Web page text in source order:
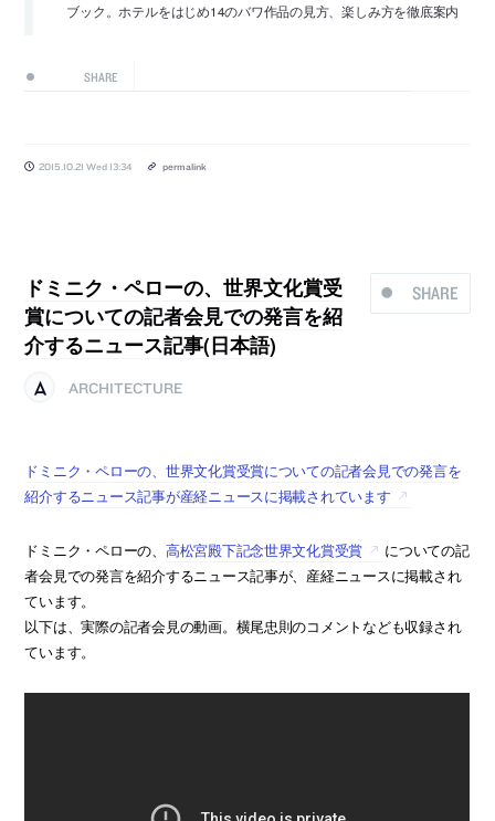
ブック。ホテルをはじめ14のバワ作品の見方、楽しみ方を徹底案内
SHARE
2015.10.21 Wed 13:34 permalink
SHARE
ドミニク・ペローの、世界文化賞受
賞についての記者会見での発言を紹
介するニュース記事(日本語)
ARCHITECTURE
ドミニク・ペローの、世界文化賞受賞についての記者会見での発言を
紹介するニュース記事が産経ニュースに掲載されています
ドミニク・ペローの、 高松宮殿下記念世界文化賞受賞
についての記
者会見での発言を紹介するニュース記事が、産経ニュースに掲載され
ています。
以下は、実際の記者会見の動画。横尾忠則のコメントなども収録され
ています。